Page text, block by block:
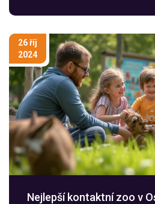
nejen prohlédnout, ale i
26 říj
2024
Nejlepší kontaktní zoo v